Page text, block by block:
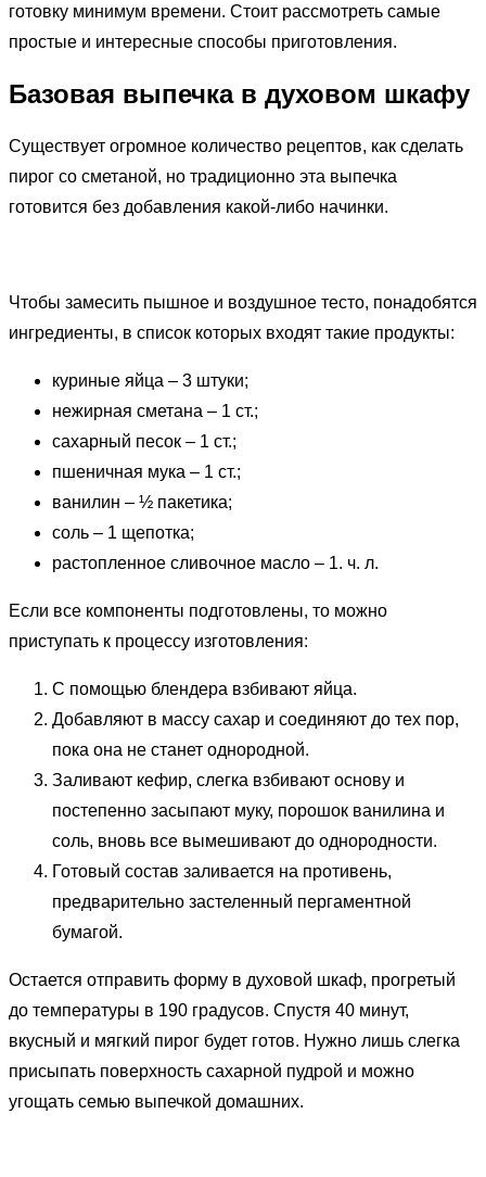
готовку минимум времени. Стоит рассмотреть самые
простые и интересные способы приготовления.
Базовая выпечка в духовом шкафу
Существует огромное количество рецептов, как сделать
пирог со сметаной, но традиционно эта выпечка
готовится без добавления какой-либо начинки.
Чтобы замесить пышное и воздушное тесто, понадобятся
ингредиенты, в список которых входят такие продукты:
куриные яйца – 3 штуки;
нежирная сметана – 1 ст.;
сахарный песок – 1 ст.;
пшеничная мука – 1 ст.;
ванилин – ½ пакетика;
соль – 1 щепотка;
растопленное сливочное масло – 1. ч. л.
Если все компоненты подготовлены, то можно
приступать к процессу изготовления:
С помощью блендера взбивают яйца.
Добавляют в массу сахар и соединяют до тех пор,
пока она не станет однородной.
Заливают кефир, слегка взбивают основу и
постепенно засыпают муку, порошок ванилина и
соль, вновь все вымешивают до однородности.
Готовый состав заливается на противень,
предварительно застеленный пергаментной
бумагой.
Остается отправить форму в духовой шкаф, прогретый
до температуры в 190 градусов. Спустя 40 минут,
вкусный и мягкий пирог будет готов. Нужно лишь слегка
присыпать поверхность сахарной пудрой и можно
угощать семью выпечкой домашних.